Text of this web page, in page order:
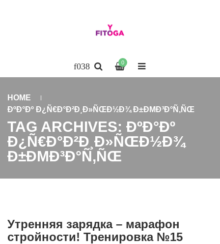
0
HOME
ÐºÐ°Ðº Ð¿Ñ€Ð°Ð²Ð¸Ð»ÑŒÐ½Ð¾ Ð±ÐΜÐ³Ð°Ñ‚ÑŒ
TAG ARCHIVES: ÐºÐ°Ðº
Ð¿Ñ€Ð°Ð²Ð¸Ð»ÑŒÐ½Ð¾
Ð±ÐΜÐ³Ð°Ñ‚ÑŒ
Утренняя зарядка – марафон
стройности! Тренировка №15